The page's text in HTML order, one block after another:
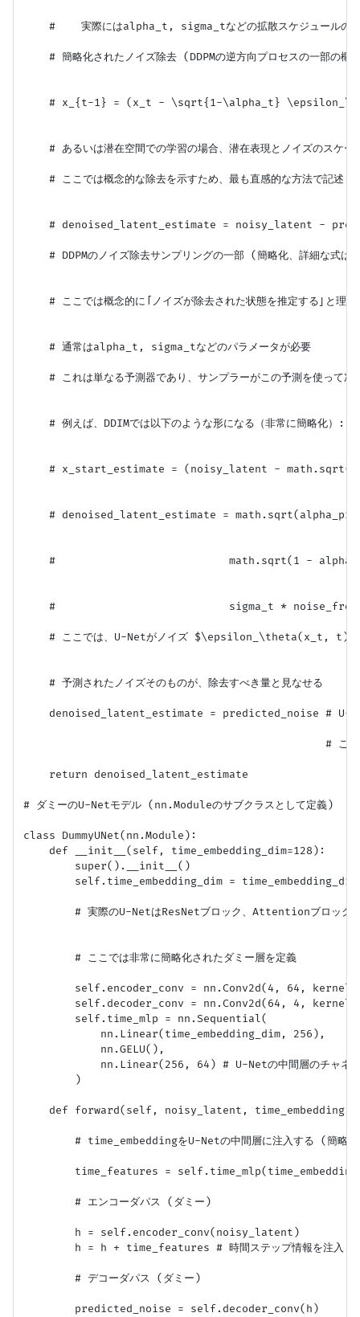
#    実際にはalpha_t, sigma_tなどの拡散スケジュールのパ
# 簡略化されたノイズ除去 (DDPMの逆方向プロセスの一部の概
# x_{t-1} = (x_t - \sqrt{1-\alpha_t}
# あるいは潜在空間での学習の場合、潜在表現とノイズのスケー
    # ここでは概念的な除去を示すため、最も直感的な方法で記述
# denoised_latent_estimate = noisy_latent -
# DDPMのノイズ除去サンプリングの一部 (簡略化、詳細な式は
    # ここでは概念的に「ノイズが除去された状態を推定する」と理解
    # 通常はalpha_t, sigma_tなどのパラメータが必要
# これは単なる予測器であり、サンプラーがこの予測を使って次
    # 例えば、DDIMでは以下のような形になる（非常に簡略化）:
# x_start_estimate = (noisy_latent -
# denoised_latent_estimate =
#                           math.sqrt(1 -
#                           sigma_t *
# ここでは、U-Netがノイズ $\epsilon_\theta(x_t, t)$
    # 予測されたノイズそのものが、除去すべき量と見なせる
denoised_latent_estimate = predicted_noise # U-Net
# このノ
    return denoised_latent_estimate
# ダミーのU-Netモデル (nn.Moduleのサブクラスとして定義)
class DummyUNet(nn.Module):
    def __init__(self, time_embedding_dim=128):
        super().__init__()
        self.time_embedding_dim = time_embedding_dim
# 実際のU-NetはResNetブロック、Attentionブロック、
        # ここでは非常に簡略化されたダミー層を定義
self.encoder_conv = nn.Conv2d(4, 64,
self.decoder_conv = nn.Conv2d(64, 4,
        self.time_mlp = nn.Sequential(
            nn.Linear(time_embedding_dim, 256),
            nn.GELU(),
nn.Linear(256, 64) # U-Netの中間層のチャネル
        )
def forward(self, noisy_latent, time_embedding,
# time_embeddingをU-Netの中間層に注入する (簡略
time_features =
        # エンコーダパス (ダミー)
        h = self.encoder_conv(noisy_latent)
        h = h + time_features # 時間ステップ情報を注入
        # デコーダパス (ダミー)
        predicted_noise = self.decoder_conv(h)